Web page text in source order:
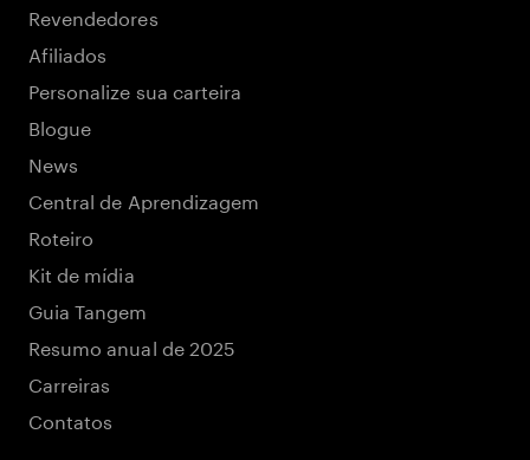
Revendedores
Afiliados
Personalize sua carteira
Blogue
News
Central de Aprendizagem
Roteiro
Kit de mídia
Guia Tangem
Resumo anual de 2025
Carreiras
Contatos